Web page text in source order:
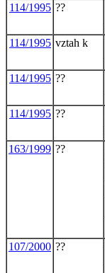
114/1995 ??
114/1995 vztah k
114/1995 ??
114/1995 ??
163/1999 ??
107/2000 ??